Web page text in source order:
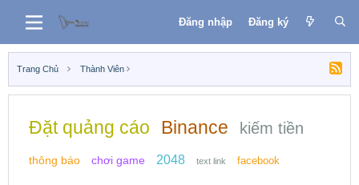
Đăng nhập Đăng ký
Trang Chủ Thành Viên
Đặt quảng cáo Binance kiếm tiền
thông báo chơi game 2048 text link facebook